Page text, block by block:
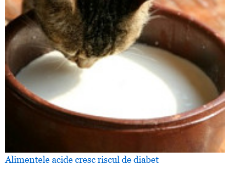
Alimentele acide cresc riscul de diabet